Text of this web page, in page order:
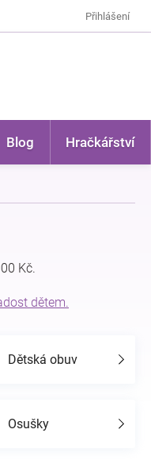
Přihlášení
Blog Hračkářství
Kč.
dětem.
Dětská obuv
Osušky